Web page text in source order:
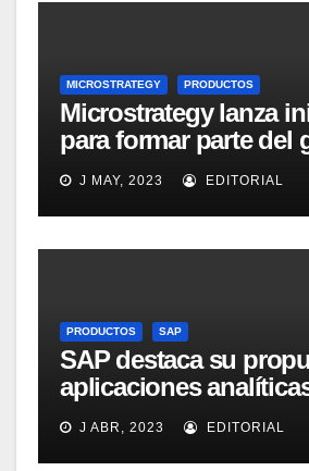
MICROSTRATEGY PRODUCTOS
Microstrategy lanza
para formar parte del
MicroStrategy
Intelligence Group en
J MAY, 2023 EDITORIAL
PRODUCTOS SAP
SAP destaca su
aplicaciones
mercado español
J ABR, 2023 EDITORIAL